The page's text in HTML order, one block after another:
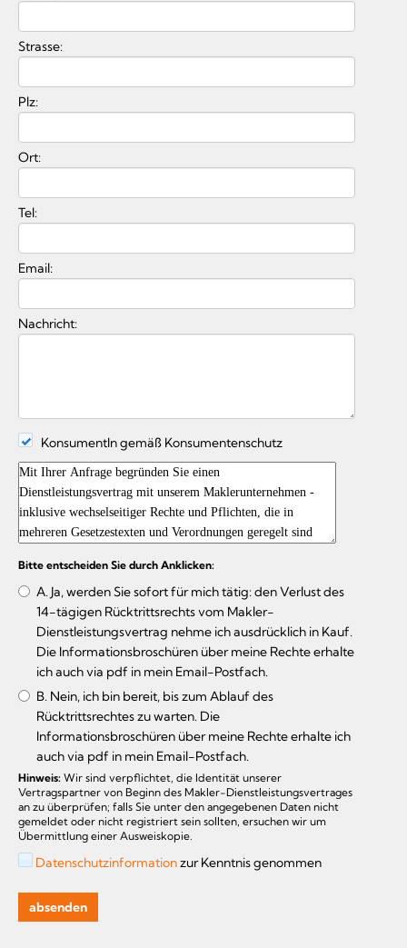
Strasse:
Plz:
Ort:
Tel:
Email:
Nachricht:
KonsumentIn gemäß Konsumentenschutz
Bitte entscheiden Sie durch Anklicken:
A. Ja, werden Sie sofort für mich tätig: den Verlust des
14-tägigen Rücktrittsrechts vom Makler-
Dienstleistungsvertrag nehme ich ausdrücklich in Kauf.
Die Informationsbroschüren über meine Rechte erhalte
ich auch via pdf in mein Email-Postfach.
B. Nein, ich bin bereit, bis zum Ablauf des
Rücktrittsrechtes zu warten. Die
Informationsbroschüren über meine Rechte erhalte ich
auch via pdf in mein Email-Postfach.
Hinweis: Wir sind verpflichtet, die Identität unserer
Vertragspartner von Beginn des Makler-Dienstleistungsvertrages
an zu überprüfen; falls Sie unter den angegebenen Daten nicht
gemeldet oder nicht registriert sein sollten, ersuchen wir um
Übermittlung einer Ausweiskopie.
Datenschutzinformationzur Kenntnis genommen